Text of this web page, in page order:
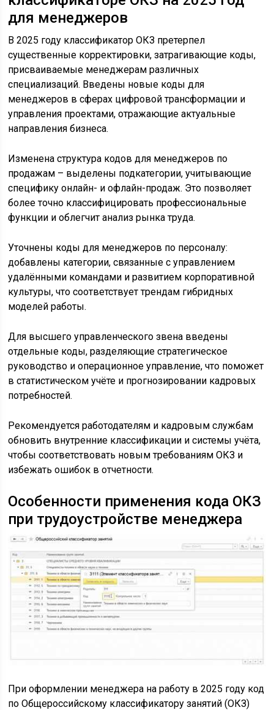
для менеджеров
В 2025 году классификатор ОКЗ претерпел
существенные корректировки, затрагивающие коды,
присваиваемые менеджерам различных
специализаций. Введены новые коды для
менеджеров в сферах цифровой трансформации и
управления проектами, отражающие актуальные
направления бизнеса.
Изменена структура кодов для менеджеров по
продажам – выделены подкатегории, учитывающие
специфику онлайн- и офлайн-продаж. Это позволяет
более точно классифицировать профессиональные
функции и облегчит анализ рынка труда.
Уточнены коды для менеджеров по персоналу:
добавлены категории, связанные с управлением
удалёнными командами и развитием корпоративной
культуры, что соответствует трендам гибридных
моделей работы.
Для высшего управленческого звена введены
отдельные коды, разделяющие стратегическое
руководство и операционное управление, что поможет
в статистическом учёте и прогнозировании кадровых
потребностей.
Рекомендуется работодателям и кадровым службам
обновить внутренние классификации и системы учёта,
чтобы соответствовать новым требованиям ОКЗ и
избежать ошибок в отчетности.
Особенности применения кода ОКЗ
при трудоустройстве менеджера
При оформлении менеджера на работу в 2025 году код
по Общероссийскому классификатору занятий (ОКЗ)